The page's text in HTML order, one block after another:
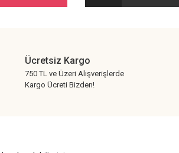
Ücretsiz Kargo
750 TL ve Üzeri Alışverişlerde
Kargo Ücreti Bizden!